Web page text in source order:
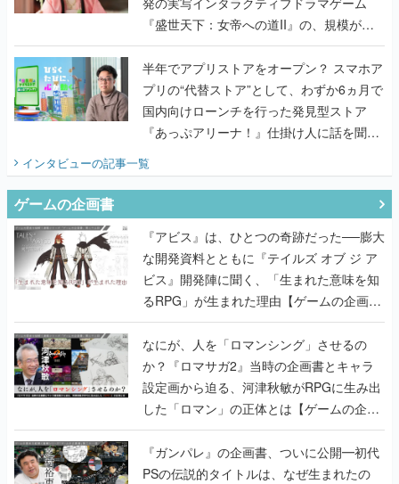
『盛世天下：女帝への道II』の、規模が違
うこだわりをプロデューサーに聞いた
半年でアプリストアをオープン？ スマホア
プリの“代替ストア”として、わずか6ヵ月で
国内向けローンチを行った発見型ストア
『あっぷアリーナ！』仕掛け人に話を聞い
てみた
インタビューの記事一覧
ゲームの企画書
『アビス』は、ひとつの奇跡だった──膨大
な開発資料とともに『テイルズ オブ ジ ア
ビス』開発陣に聞く、「生まれた意味を知
るRPG」が生まれた理由【ゲームの企画
書】
なにが、人を「ロマンシング」させるの
か？『ロマサガ2』当時の企画書とキャラ
設定画から迫る、河津秋敏がRPGに生み出
した「ロマン」の正体とは【ゲームの企画
書】
『ガンパレ』の企画書、ついに公開━初代
PSの伝説的タイトルは、なぜ生まれたの